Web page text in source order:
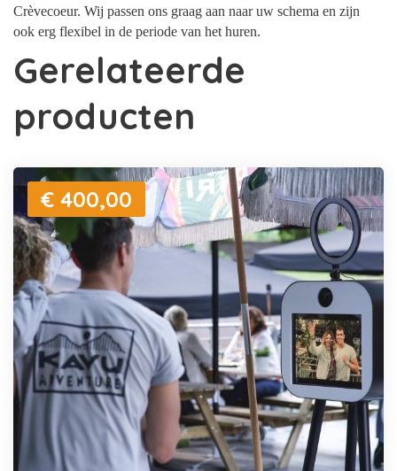
Crèvecoeur. Wij passen ons graag aan naar uw schema en zijn
ook erg flexibel in de periode van het huren.
Gerelateerde
producten
€ 400,00